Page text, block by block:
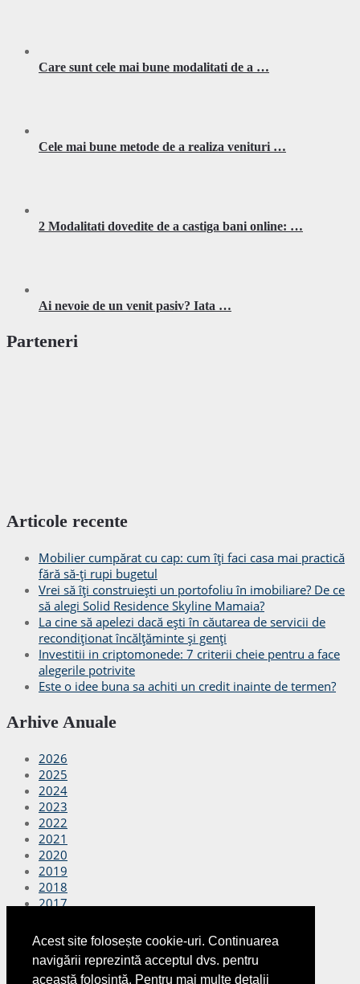
Acest site folosește cookie-uri. Continuarea
navigării reprezintă acceptul dvs. pentru
această folosință. Pentru mai multe detalii
Care sunt cele mai bune modalitati de a …
Cele mai bune metode de a realiza venituri …
2 Modalitati dovedite de a castiga bani online: …
Ai nevoie de un venit pasiv? Iata …
Parteneri
Articole recente
Mobilier cumpărat cu cap: cum îți faci casa mai practică
fără să-ți rupi bugetul
Vrei să îți construiești un portofoliu în imobiliare? De ce
să alegi Solid Residence Skyline Mamaia?
La cine să apelezi dacă ești în căutarea de servicii de
recondiționat încălțăminte și genți
Investitii in criptomonede: 7 criterii cheie pentru a face
alegerile potrivite
Este o idee buna sa achiti un credit inainte de termen?
Arhive Anuale
2026
2025
2024
2023
2022
2021
2020
2019
2018
2017
2015
2014
2013